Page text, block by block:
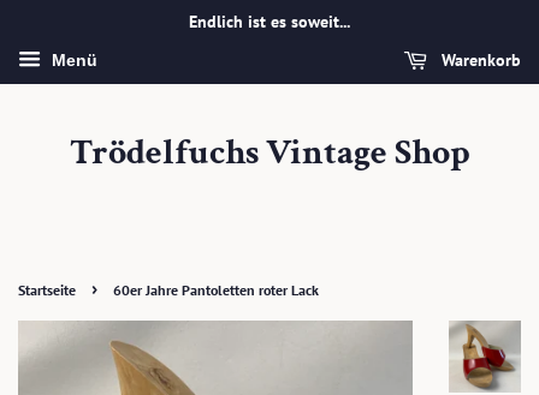
Endlich ist es soweit...
Menü Warenkorb
Trödelfuchs Vintage Shop
Startseite › 60er Jahre Pantoletten roter Lack